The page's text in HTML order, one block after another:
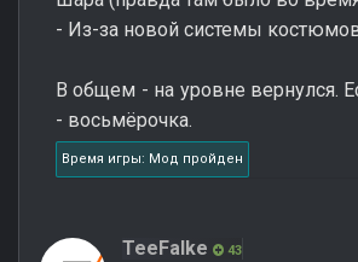
- Из-за новой системы костюмов
В общем - на уровне вернулся.
- восьмёрочка.
Время игры: Мод пройден
TeeFalke 43